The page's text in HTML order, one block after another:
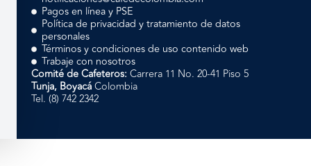
Pagos en línea y PSE
Política de privacidad y tratamiento de datos
personales
Términos y condiciones de uso contenido web
Trabaje con nosotros
Comité de Cafeteros: Carrera 11 No. 20-41 Piso 5
Tunja, BoyacáColombia
Tel. (8) 742 2342